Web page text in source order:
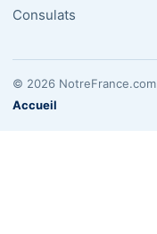
Consulats
© 2026 NotreFrance.com
Accueil